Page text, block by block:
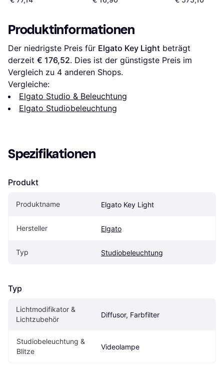
Produktinformationen
Der niedrigste Preis für Elgato Key Light beträgt
derzeit € 176,52. Dies ist der günstigste Preis im
Vergleich zu 4 anderen Shops.
Vergleiche:
Elgato Studio & Beleuchtung
Elgato Studiobeleuchtung
Spezifikationen
Produkt
Produktname Elgato Key Light
Hersteller Elgato
Typ Studiobeleuchtung
Typ
Lichtmodifikator &
Lichtzubehör
Diffusor, Farbfilter
Studiobeleuchtung &
Blitze
Videolampe